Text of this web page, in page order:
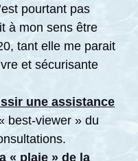
pourtant pas
à mon sens être
tant elle me parait
et sécurisante
une assistance
best-viewer » du
« plaie » de la